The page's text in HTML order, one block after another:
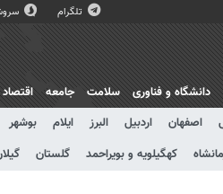
تلگرام
دانشگاه و فناوری سلامت جامعه اقتصاد
اصفهان اردبیل البرز ایلام بوشهر
کهگیلویه و بویراحمد گلستان